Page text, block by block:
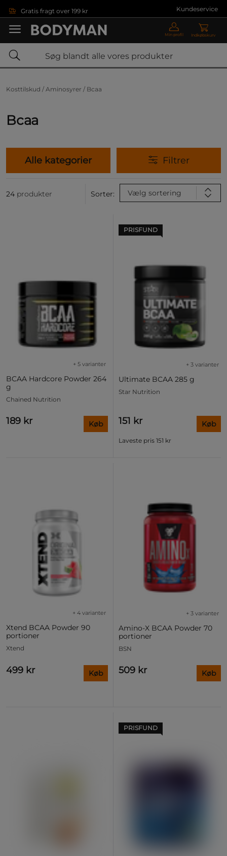
Gratis fragt over 199 kr Kundeservice
Min profil Indkøbskurv
Kosttilskud / Aminosyrer / Bcaa
Bcaa
Alle kategorier Filtrer
24 produkter Sorter: Vælg sortering
BCAA Hardcore Powder 264
g
+ 5 varianter
Chained Nutrition
189 kr Køb
PRISFUND
Ultimate BCAA 285 g
+ 3 varianter
Star Nutrition
151 kr
Laveste pris 151 kr
Køb
Xtend BCAA Powder 90
portioner
+ 4 varianter
Xtend
499 kr Køb
Amino-X BCAA Powder 70
portioner
+ 3 varianter
BSN
509 kr Køb
PRISFUND